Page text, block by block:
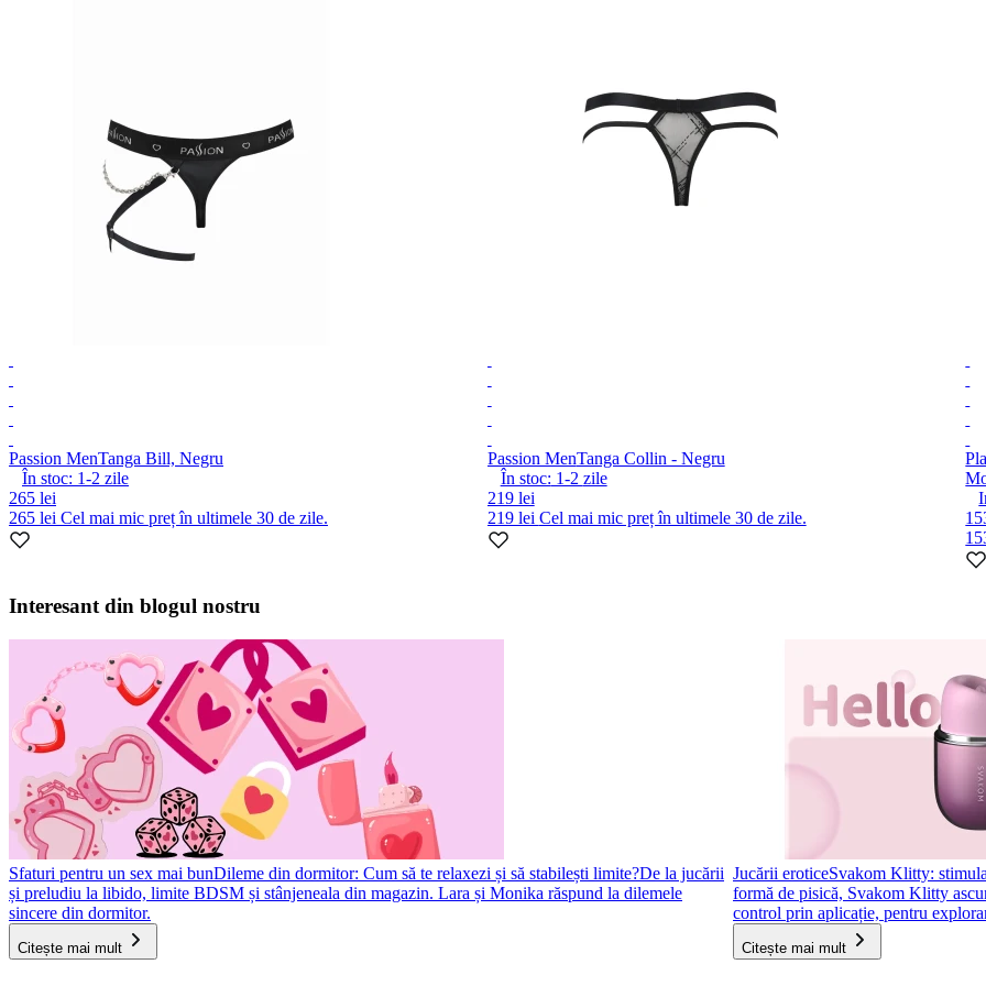
Passion MenTanga Bill, Negru
În stoc: 1-2 zile
265 lei
265 lei Cel mai mic preț în ultimele 30 de zile.
Passion MenTanga Collin - Negru
În stoc: 1-2 zile
219 lei
219 lei Cel mai mic preț în ultimele 30 de zile.
1
10
Interesant din blogul nostru
Sfaturi pentru un sex mai bunDileme din dormitor: Cum să te relaxezi și să stabilești limite?De la jucării
și preludiu la libido, limite BDSM și stânjeneala din magazin. Lara și Monika răspund la dilemele
sincere din dormitor.
Citește mai mult
Jucării eroticeSvakom Klitty:
formă de pisică, Svakom Klitty
control prin aplicație, pentru
Citește mai mult